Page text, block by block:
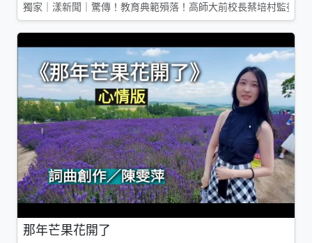
獨家｜漾新聞｜驚傳！教育典範殞落！高師大前校長蔡培村監委
那年芒果花開了